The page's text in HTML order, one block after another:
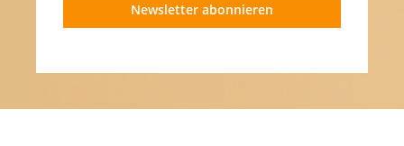
Newsletter abonnieren